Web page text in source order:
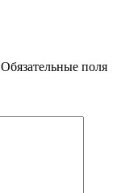
Обязательные поля